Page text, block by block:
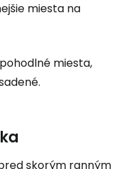
miesta na
miesta,
skorým ranným